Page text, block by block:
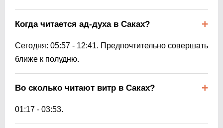
Когда читается ад-духа в Саках?
Сегодня: 05:57 - 12:41. Предпочтительно совершать
ближе к полудню.
Во сколько читают витр в Саках?
01:17 - 03:53.